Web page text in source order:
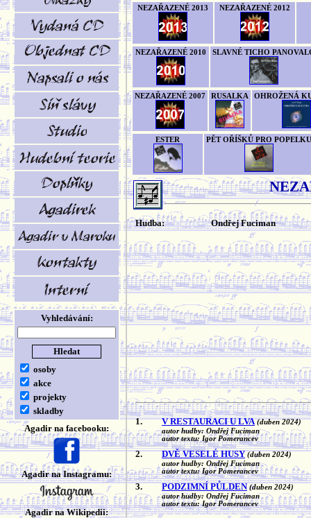
Vyhledávání:
osoby
akce
projekty
skladby
Agadir na facebooku:
Agadir na Instagramu:
Agadir na Wikipedii:
NEZAŘAZENÉ 2013 NEZAŘAZENÉ 2012
NEZAŘAZENÉ 2010 SLAVNÉ TICHO
NEZAŘAZENÉ 2007 RUSALKA OHROŽENÁ
ESTER PĚT OŘÍŠKŮ PRO POPELKU
Hudba: Ondřej Fuciman
1. V RESTAURACI U LVA (duben 2024)
autor hudby: Ondřej Fuciman
autor textu: Igor Pomerancev
2. DVĚ VESELÉ HUSY (duben 2024)
autor hudby: Ondřej Fuciman
autor textu: Igor Pomerancev
3. PODZIMNÍ PŮLDEN (duben 2024)
autor hudby: Ondřej Fuciman
autor textu: Igor Pomerancev